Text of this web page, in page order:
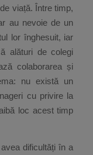
viață. Între timp,
au nevoie de un
lor înghesuit, iar
alături de colegi
colaborarea și
nu există un
cu privire la
loc acest timp
dificultăți în a